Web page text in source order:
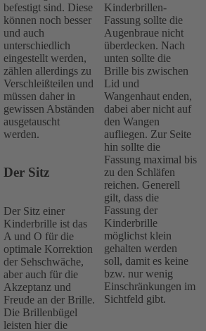
befestigt sind. Diese
können noch besser
und auch
unterschiedlich
eingestellt werden,
zählen allerdings zu
Verschleißteilen und
müssen daher in
gewissen Abständen
ausgetauscht
werden.
Der Sitz
Der Sitz einer
Kinderbrille ist das
A und O für die
optimale Korrektion
der Sehschwäche,
aber auch für die
Akzeptanz und
Freude an der Brille.
Die Brillenbügel
leisten hier die
Kinderbrillen-
Fassung sollte die
Augenbraue nicht
überdecken. Nach
unten sollte die
Brille bis zwischen
Lid und
Wangenhaut enden,
dabei aber nicht auf
den Wangen
aufliegen. Zur Seite
hin sollte die
Fassung maximal bis
zu den Schläfen
reichen. Generell
gilt, dass die
Fassung der
Kinderbrille
möglichst klein
gehalten werden
soll, damit es keine
bzw. nur wenig
Einschränkungen im
Sichtfeld gibt.